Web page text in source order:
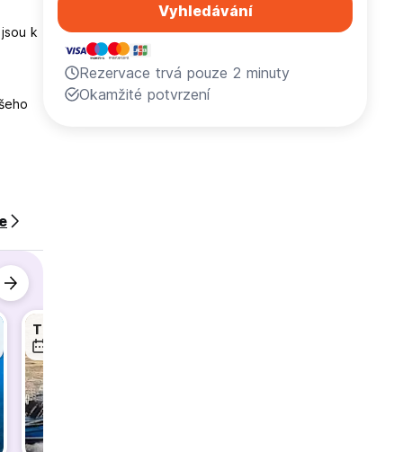
k
Ticket FastBoat
Vyhledávání
Rezervace trvá pouze 2 minuty
Okamžité potvrzení